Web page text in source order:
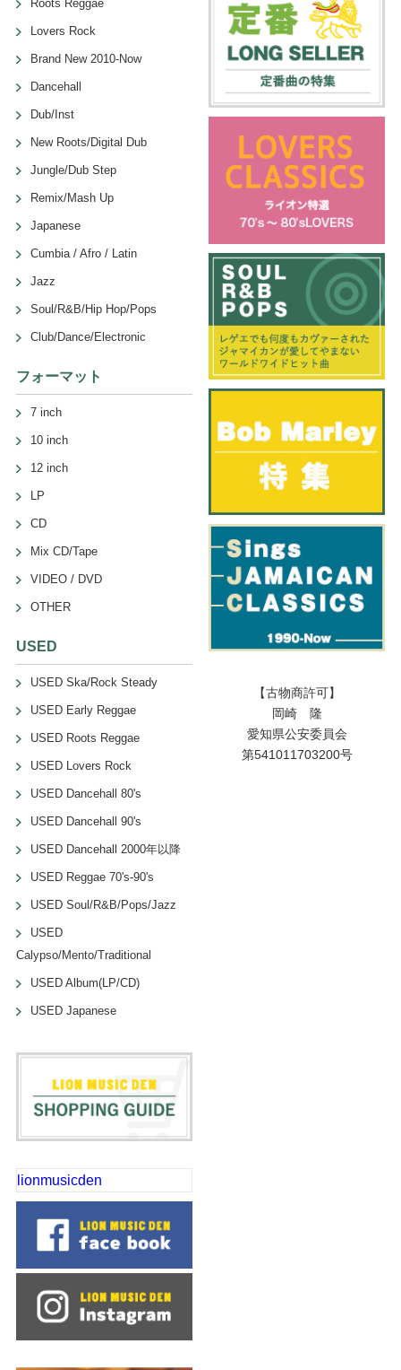
Roots Reggae
Lovers Rock
Brand New 2010-Now
Dancehall
Dub/Inst
New Roots/Digital Dub
Jungle/Dub Step
Remix/Mash Up
Japanese
Cumbia / Afro / Latin
Jazz
Soul/R&B/Hip Hop/Pops
Club/Dance/Electronic
フォーマット
7 inch
10 inch
12 inch
LP
CD
Mix CD/Tape
VIDEO / DVD
OTHER
USED
USED Ska/Rock Steady
USED Early Reggae
USED Roots Reggae
USED Lovers Rock
USED Dancehall 80's
USED Dancehall 90's
USED Dancehall 2000年以降
USED Reggae 70's-90's
USED Soul/R&B/Pops/Jazz
USED
Calypso/Mento/Traditional
USED Album(LP/CD)
USED Japanese
lionmusicden
【古物商許可】
岡崎 隆
愛知県公安委員会
第541011703200号